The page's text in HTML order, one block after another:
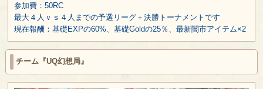
参加費：50RC
最大４人ｖｓ４人までの予選リーグ＋決勝トーナメントです
現在報酬：基礎EXPの60%、基礎Goldの25％、最新闇市アイテム×2
チーム『UQ幻想局』